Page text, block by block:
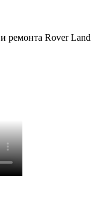
ремонта Rover Land